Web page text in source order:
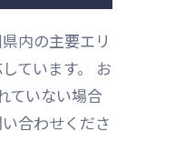
内の主要エリ
ています。 お
ていない場合
合わせくださ